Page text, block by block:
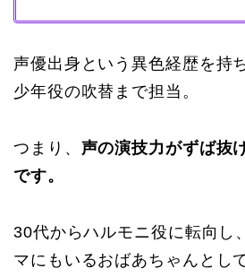
声優出身という異色経歴を持
少年役の吹替まで担当。
つまり、 声の演技力がずば抜
です。
30代からハルモニ役に転向し
マにもいるおばあちゃんとし